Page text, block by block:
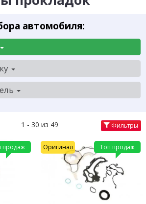
автомобиля:
1 - 30 из 49 Фильтры
продаж Топ продаж
Оригинал